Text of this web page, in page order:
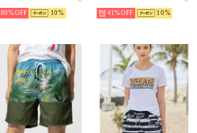
80% 10 41% 10